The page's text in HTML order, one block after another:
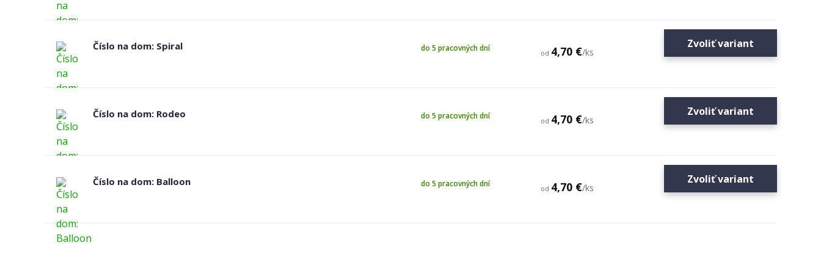
Číslo na dom: Spiral
od 4,70 €/ks
do 5 pracovných dní Zvoliť variant
Číslo na dom: Rodeo
od 4,70 €/ks
do 5 pracovných dní Zvoliť variant
Číslo na dom: Balloon
od 4,70 €/ks
do 5 pracovných dní Zvoliť variant